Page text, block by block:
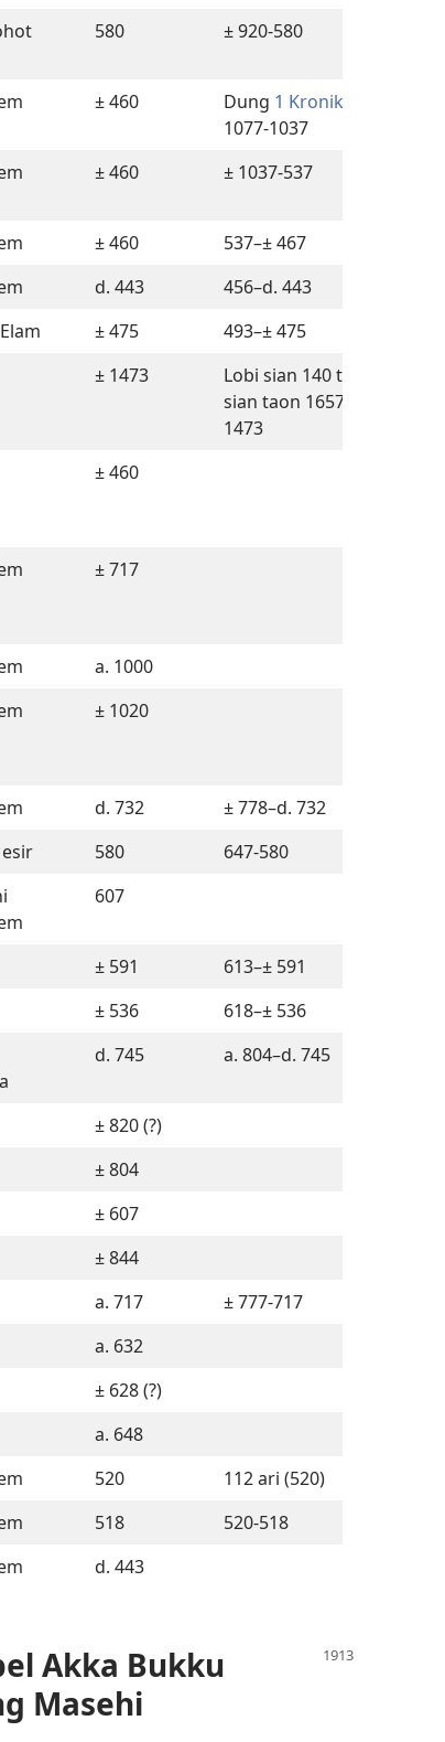
580 ± 920-580
± 460 Dung 1 Kronika 9:44
1077-1037
± 460 ± 1037-537
± 460
537–± 467
d. 443
456–d. 443
± 475
493–± 475
± 1473
Lobi sian 140 taon mulai
sian taon 1657 sahat tu
1473
± 460
± 717
a. 1000
± 1020
d. 732
± 778–d. 732
580
647-580
607
± 591
613–± 591
± 536
618–± 536
d. 745 a. 804–d. 745
± 820 (?)
± 804
± 607
± 844
a. 717
± 777-717
a. 632
± 628 (?)
a. 648
520
112 ari (520)
518
520-518
d. 443
Akka Bukku
Masehi